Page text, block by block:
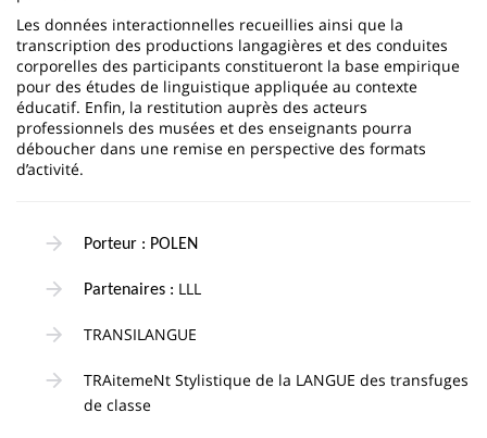
Les données interactionnelles recueillies ainsi que la
transcription des productions langagières et des conduites
corporelles des participants constitueront la base empirique
pour des études de linguistique appliquée au contexte
éducatif. Enfin, la restitution auprès des acteurs
professionnels des musées et des enseignants pourra
déboucher dans une remise en perspective des formats
d’activité.
Porteur : POLEN
Partenaires : LLL
TRANSILANGUE
TRAitemeNt Stylistique de la LANGUE des transfuges
de classe